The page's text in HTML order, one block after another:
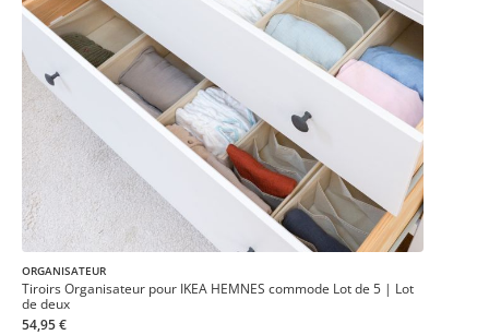
ORGANISATEUR
Tiroirs Organisateur pour IKEA HEMNES commode Lot de 5 | Lot
de deux
54,95 €